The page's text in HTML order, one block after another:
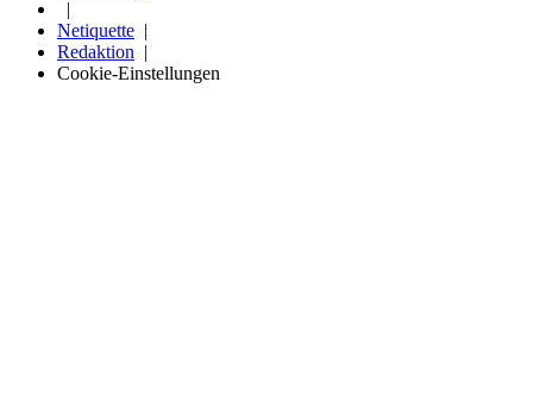
Netiquette
Redaktion
Cookie-Einstellungen